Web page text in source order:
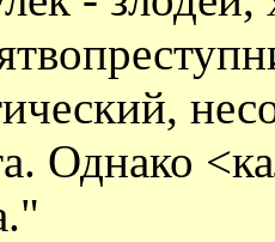
Однако